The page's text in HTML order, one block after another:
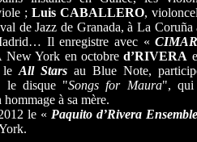
;Luis CABALLERO,
de Jazz de Granada, à La
Il enregistre avec «
York en octobred’RIVERA
le All Starsau Blue Note,
le disque "Songs for Maura", qui
hommage à sa mère.
le « Paquito d’Rivera